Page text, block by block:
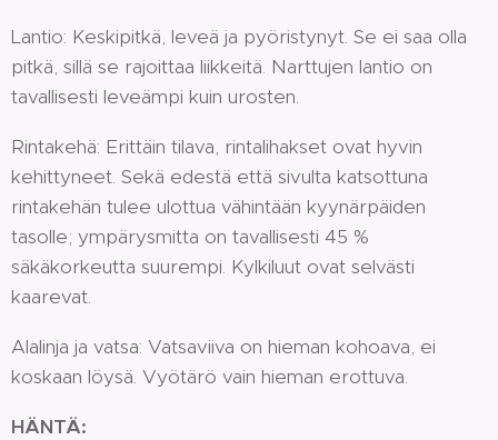
Lantio: Keskipitkä, leveä ja pyöristynyt. Se ei saa olla
pitkä, sillä se rajoittaa liikkeitä. Narttujen lantio on
tavallisesti leveämpi kuin urosten.
Rintakehä: Erittäin tilava, rintalihakset ovat hyvin
kehittyneet. Sekä edestä että sivulta katsottuna
rintakehän tulee ulottua vähintään kyynärpäiden
tasolle; ympärysmitta on tavallisesti 45 %
säkäkorkeutta suurempi. Kylkiluut ovat selvästi
kaarevat.
Alalinja ja vatsa: Vatsaviiva on hieman kohoava, ei
koskaan löysä. Vyötärö vain hieman erottuva.
HÄNTÄ: